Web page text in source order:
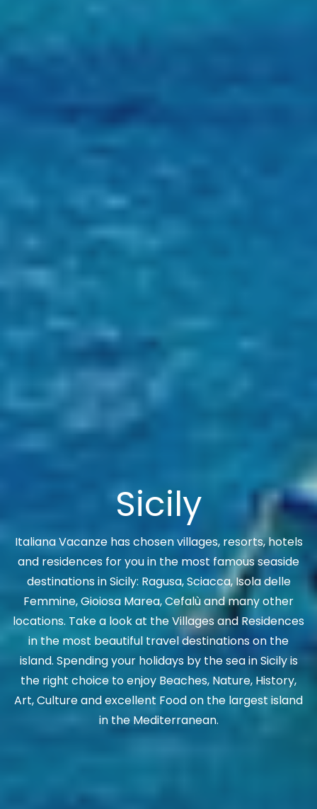
Sicily
Italiana Vacanze has chosen villages, resorts, hotels
and residences for you in the most famous seaside
destinations in Sicily: Ragusa, Sciacca, Isola delle
Femmine, Gioiosa Marea, Cefalù and many other
locations. Take a look at the Villages and Residences
in the most beautiful travel destinations on the
island. Spending your holidays by the sea in Sicily is
the right choice to enjoy Beaches, Nature, History,
Art, Culture and excellent Food on the largest island
in the Mediterranean.